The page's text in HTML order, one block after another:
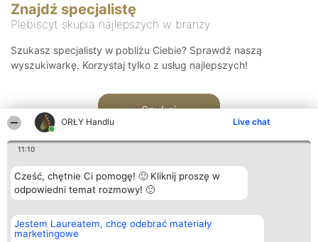
ORŁY Handlu Live chat
11:10
Cześć, chętnie Ci pomogę! 🙂 Kliknij proszę w
odpowiedni temat rozmowy! 🙂
Jestem Laureatem, chcę odebrać materiały
marketingowe
Znajdź specjalistę
Plebiscyt skupia najlepszych w branży
Szukasz specjalisty w pobliżu Ciebie? Sprawdź naszą
wyszukiwarkę. Korzystaj tylko z usług najlepszych!
Szukaj
Organizator plebiscytu
Bright Side Solutions sp. z o.
o. sp. k.
Plebiscyt
Laureaci
Kontakt
Kontakt